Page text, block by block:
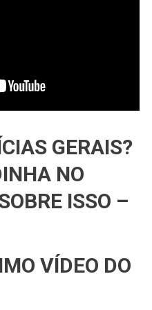
GERAIS?
NO
ISSO –
VÍDEO DO